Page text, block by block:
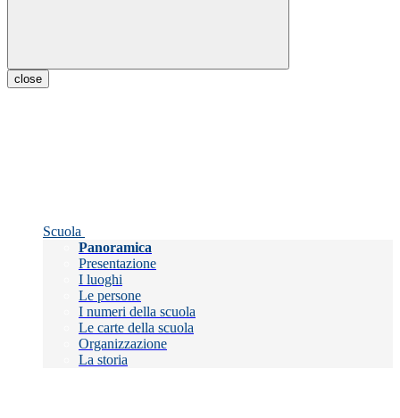
close
Scuola
Panoramica
Presentazione
I luoghi
Le persone
I numeri della scuola
Le carte della scuola
Organizzazione
La storia